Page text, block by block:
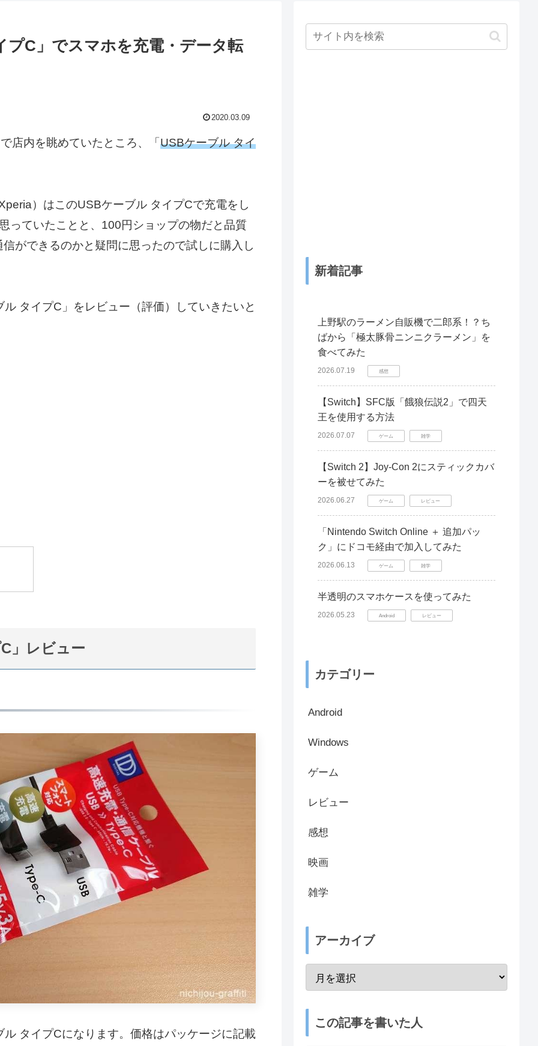
C」でスマホを充電・データ転
2020.03.09
店内を眺めていたところ、「 USBケーブル タイ
）はこのUSBケーブル タイプCで充電をし
っていたことと、100円ショップの物だと品質
ができるのかと疑問に思ったので試しに購入し
タイプC」をレビュー（評価）していきたいと
」レビュー
タイプCになります。価格はパッケージに記載
新着記事
上野駅のラーメン自販機で二郎系！？ち
ばから「極太豚骨ニンニクラーメン」を
食べてみた
2026.07.19 感想
【Switch】SFC版「餓狼伝説2」で四天
王を使用する方法
2026.07.07 ゲーム 雑学
【Switch 2】Joy-Con 2にスティックカバ
ーを被せてみた
2026.06.27 ゲーム レビュー
「Nintendo Switch Online ＋ 追加パッ
ク」にドコモ経由で加入してみた
2026.06.13 ゲーム 雑学
半透明のスマホケースを使ってみた
2026.05.23 Android レビュー
カテゴリー
Android
Windows
ゲーム
レビュー
感想
映画
雑学
アーカイブ
この記事を書いた人